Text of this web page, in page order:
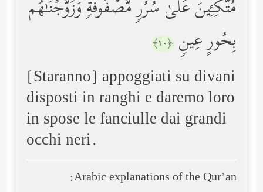
مُتَّكِـِٔینَ عَلَىٰ سُرُرࣲ مَّصۡفُوفَةࣲۖ وَزَوَّجۡنَـٰهُم
بِحُورٍ عِینࣲ ﴿٢٠﴾
[Staranno] appoggiati su divani
disposti in ranghi e daremo loro
in spose le fanciulle dai grandi
occhi neri.
Arabic explanations of the Qur’an: